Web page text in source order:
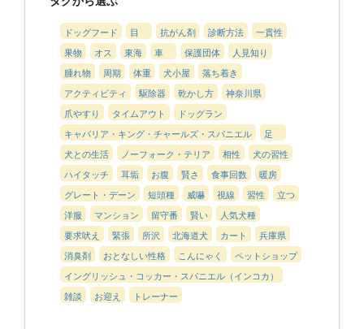
ドッグフード 目 抗がん剤 診断方法
一貫性
果物
オス 東海 車 保護団体
人見知り
腫れ物
周期 体重 犬小屋
落ち着き
アクティビティ
駆除器 乾かし方
神奈川県
爪やすり
タイムアウト
ドッグラン
キャバリア・キング・チャールズ・スパニエル
足
犬との生活
ノーフォーク・テリア 相性
犬の習性
ハイタッチ
耳垢 お腹 賢さ 食事回数
暖房
グレート・デーン
短頭種 威嚇 視線 習性
立つ
洋服
マンション 留守番 賢い
人気犬種
要求吠え
緊張 所沢 北海道犬 カート
兵庫県
消臭剤
おとなしい性格 こんにゃく
ペットショップ
イングリッシュ・コッカー・スパニエル（インコカ）
雑談
お迎え トレーナー